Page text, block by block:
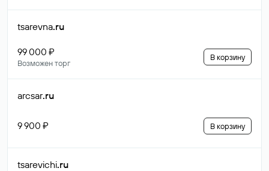
tsarevna.ru
99 000 ₽
Возможен торг
В корзину
arcsar.ru
9 900 ₽ В корзину
tsarevichi.ru